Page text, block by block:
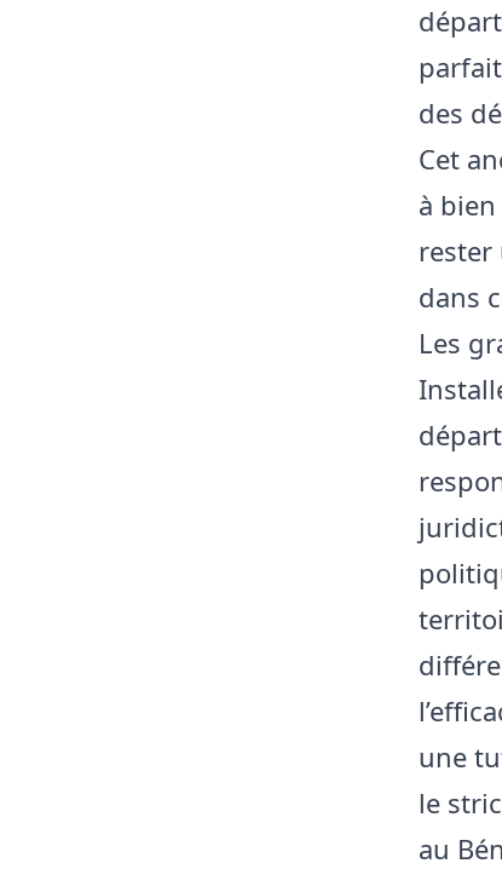
des
Cet
à
rester
dans
​Les
une
le
au